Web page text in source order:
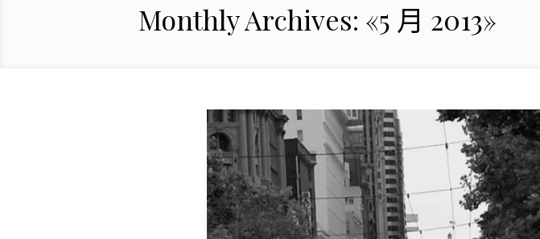
Monthly Archives: «5 月 2013»